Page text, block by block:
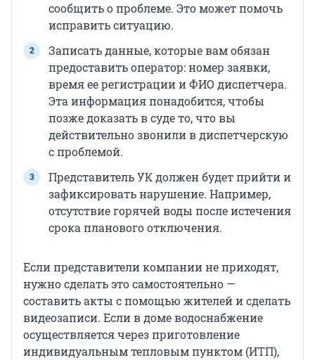
сообщить о проблеме. Это может помочь
исправить ситуацию.
Записать данные, которые вам обязан
предоставить оператор: номер заявки,
время ее регистрации и ФИО диспетчера.
Эта информация понадобится, чтобы
позже доказать в суде то, что вы
действительно звонили в диспетчерскую
с проблемой.
Представитель УК должен будет прийти и
зафиксировать нарушение. Например,
отсутствие горячей воды после истечения
срока планового отключения.
Если представители компании не приходят,
нужно сделать это самостоятельно —
составить акты с помощью жителей и сделать
видеозаписи. Если в доме водоснабжение
осуществляется через приготовление
индивидуальным тепловым пунктом (ИТП),